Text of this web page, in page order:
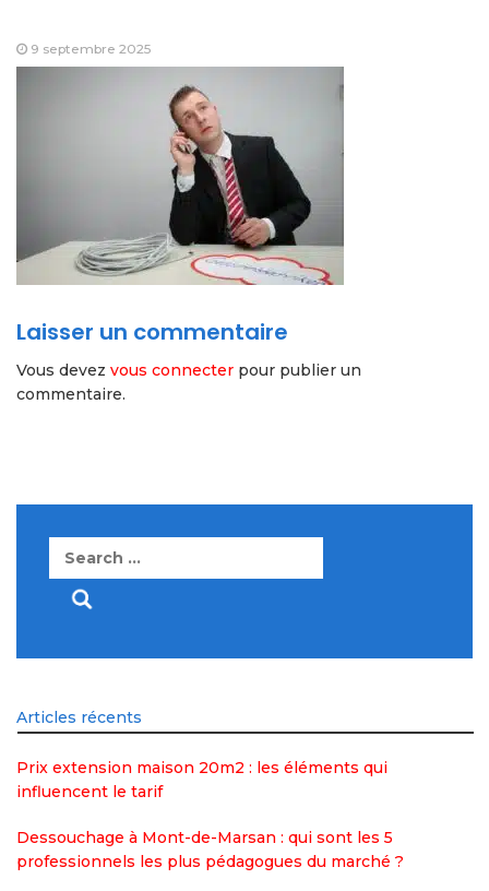
9 septembre 2025
Laisser un commentaire
Vous devez vous connecter pour publier un
commentaire.
Search
Articles récents
Prix extension maison 20m2 : les éléments qui
influencent le tarif
Dessouchage à Mont-de-Marsan : qui sont les 5
professionnels les plus pédagogues du marché ?